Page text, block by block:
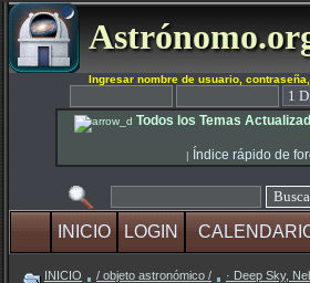
Ingresar nombre de usuario,
Todos los Temas
| Índice rápido de
INICIO LOGIN
INICIO / objeto astronómico / · Deep Sky,